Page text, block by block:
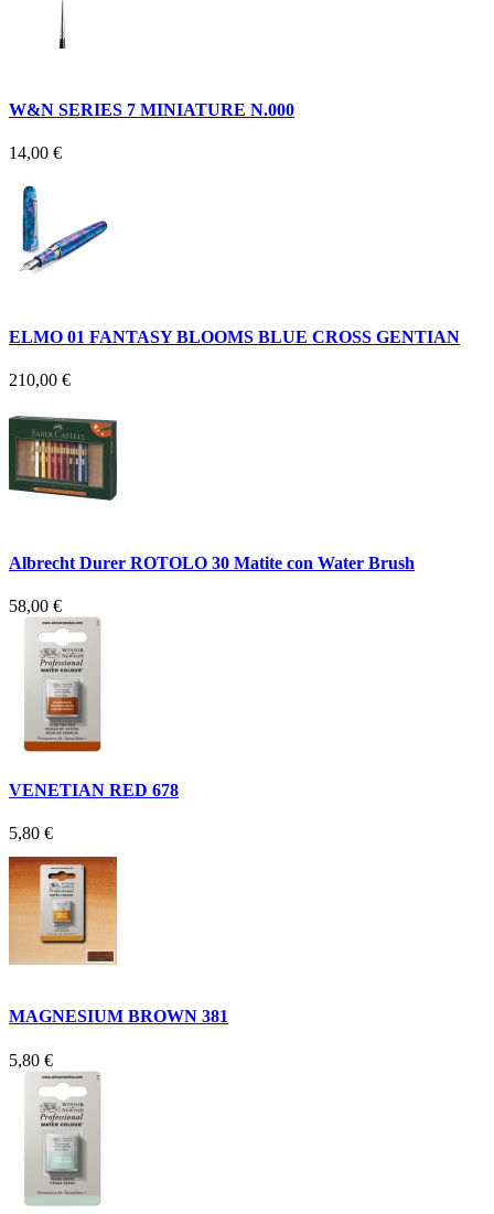
W&N SERIES 7 MINIATURE N.000
14,00 €
ELMO 01 FANTASY BLOOMS BLUE CROSS GENTIAN
210,00 €
Albrecht Durer ROTOLO 30 Matite con Water Brush
58,00 €
VENETIAN RED 678
5,80 €
MAGNESIUM BROWN 381
5,80 €